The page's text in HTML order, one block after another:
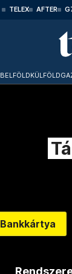
TELEX AFTER
BELFÖLDKÜLFÖLD
Bankkártya